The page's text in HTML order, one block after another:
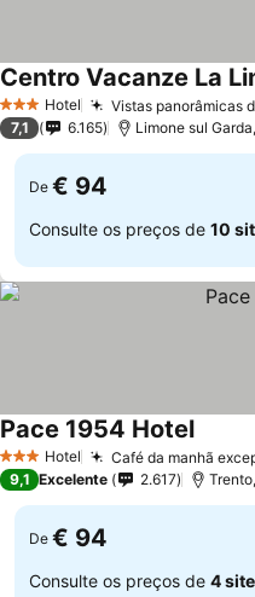
3 EstrelasHotel Vistas panorâmicas
Centro Vacanze La
7,1 6.165 Limone sul
De € 94
Consulte os preços de 10
3 EstrelasHotel Café da manhã
Pace 1954 Hotel
9,1 Excelente 2.617
De € 94
Consulte os preços de 4